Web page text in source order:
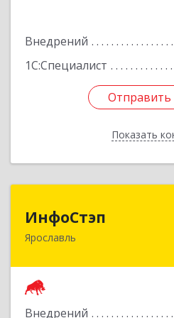
Внедрений
1С:Специалист
Отправить
Показать
Отправить
Назад
ИнфоСтэп
Ярославль
Внедрений
150054, Ярославская